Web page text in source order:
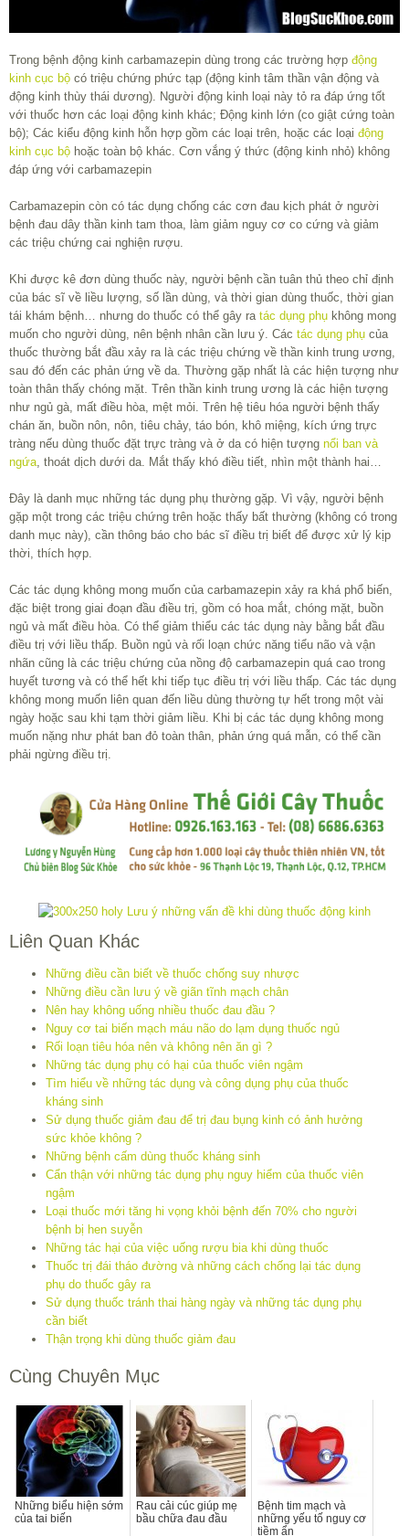
Trong bệnh động kinh carbamazepin dùng trong các trường hợp động
kinh cục bộ có triệu chứng phức tạp (động kinh tâm thần vận động và
động kinh thùy thái dương). Người động kinh loại này tỏ ra đáp ứng tốt
với thuốc hơn các loại động kinh khác; Ðộng kinh lớn (co giật cứng toàn
bộ); Các kiểu động kinh hỗn hợp gồm các loại trên, hoặc các loại động
kinh cục bộ hoặc toàn bộ khác. Cơn vắng ý thức (động kinh nhỏ) không
đáp ứng với carbamazepin
Carbamazepin còn có tác dụng chống các cơn đau kịch phát ở người
bệnh đau dây thần kinh tam thoa, làm giảm nguy cơ co cứng và giảm
các triệu chứng cai nghiện rượu.
Khi được kê đơn dùng thuốc này, người bệnh cần tuân thủ theo chỉ định
của bác sĩ về liều lượng, số lần dùng, và thời gian dùng thuốc, thời gian
tái khám bệnh… nhưng do thuốc có thể gây ra tác dụng phụ không mong
muốn cho người dùng, nên bệnh nhân cần lưu ý. Các tác dụng phụ của
thuốc thường bắt đầu xảy ra là các triệu chứng về thần kinh trung ương,
sau đó đến các phản ứng về da. Thường gặp nhất là các hiện tượng như
toàn thân thấy chóng mặt. Trên thần kinh trung ương là các hiện tượng
như ngủ gà, mất điều hòa, mệt mỏi. Trên hệ tiêu hóa người bệnh thấy
chán ăn, buồn nôn, nôn, tiêu chảy, táo bón, khô miệng, kích ứng trực
tràng nếu dùng thuốc đặt trực tràng và ở da có hiện tượng nổi ban và
ngứa, thoát dịch dưới da. Mắt thấy khó điều tiết, nhìn một thành hai…
Đây là danh mục những tác dụng phụ thường gặp. Vì vậy, người bệnh
gặp một trong các triệu chứng trên hoặc thấy bất thường (không có trong
danh mục này), cần thông báo cho bác sĩ điều trị biết để được xử lý kịp
thời, thích hợp.
Các tác dụng không mong muốn của carbamazepin xảy ra khá phổ biến,
đặc biệt trong giai đoạn đầu điều trị, gồm có hoa mắt, chóng mặt, buồn
ngủ và mất điều hòa. Có thể giảm thiểu các tác dụng này bằng bắt đầu
điều trị với liều thấp. Buồn ngủ và rối loạn chức năng tiểu não và vận
nhãn cũng là các triệu chứng của nồng độ carbamazepin quá cao trong
huyết tương và có thể hết khi tiếp tục điều trị với liều thấp. Các tác dụng
không mong muốn liên quan đến liều dùng thường tự hết trong một vài
ngày hoặc sau khi tạm thời giảm liều. Khi bị các tác dụng không mong
muốn nặng như phát ban đỏ toàn thân, phản ứng quá mẫn, có thể cần
phải ngừng điều trị.
Liên Quan Khác
Những điều cần biết về thuốc chống suy nhược
Những điều cần lưu ý về giãn tĩnh mạch chân
Nên hay không uống nhiều thuốc đau đầu ?
Nguy cơ tai biến mạch máu não do lạm dụng thuốc ngủ
Rối loạn tiêu hóa nên và không nên ăn gì ?
Những tác dụng phụ có hại của thuốc viên ngậm
Tìm hiểu về những tác dụng và công dụng phụ của thuốc
kháng sinh
Sử dụng thuốc giảm đau để trị đau bụng kinh có ảnh hưởng
sức khỏe không ?
Những bệnh cấm dùng thuốc kháng sinh
Cẩn thận với những tác dụng phụ nguy hiểm của thuốc viên
ngậm
Loại thuốc mới tăng hi vọng khỏi bệnh đến 70% cho người
bệnh bị hen suyễn
Những tác hại của việc uống rượu bia khi dùng thuốc
Thuốc trị đái tháo đường và những cách chống lại tác dụng
phụ do thuốc gây ra
Sử dụng thuốc tránh thai hàng ngày và những tác dụng phụ
cần biết
Thận trọng khi dùng thuốc giảm đau
Cùng Chuyên Mục
Những biểu hiện sớm
của tai biến
Rau cải cúc giúp mẹ
bầu chữa đau đầu
Bệnh tim mạch và
những yếu tố nguy cơ
tiềm ẩn